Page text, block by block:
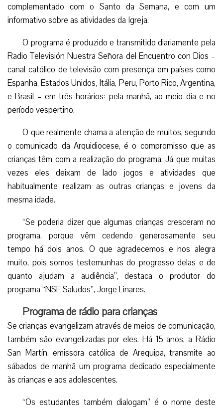
complementado com o Santo da Semana, e com um
informativo sobre as atividades da Igreja.
O programa é produzido e transmitido diariamente pela
Radio Televisión Nuestra Señora del Encuentro con Dios –
canal católico de televisão com presença em países como
Espanha, Estados Unidos, Itália, Peru, Porto Rico, Argentina,
e Brasil – em três horários: pela manhã, ao meio dia e no
período vespertino.
O que realmente chama a atenção de muitos, segundo
o comunicado da Arquidiocese, é o compromisso que as
crianças têm com a realização do programa. Já que muitas
vezes eles deixam de lado jogos e atividades que
habitualmente realizam as outras crianças e jovens da
mesma idade.
“Se poderia dizer que algumas crianças cresceram no
programa, porque vêm cedendo generosamente seu
tempo há dois anos. O que agradecemos e nos alegra
muito, pois somos testemunhas do progresso delas e de
quanto ajudam a audiência”, destaca o produtor do
programa “NSE Saludos”, Jorge Linares.
Programa de rádio para crianças
Se crianças evangelizam através de meios de comunicação,
também são evangelizadas por eles. Há 15 anos, a Rádio
San Martín, emissora católica de Arequipa, transmite ao
sábados de manhã um programa dedicado especialmente
às crianças e aos adolescentes.
“Os estudantes também dialogam” é o nome deste